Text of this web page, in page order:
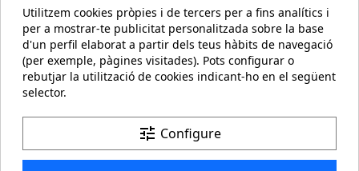
El meu compte
Informació sobre la botiga
keyboard_arrow_down
Utilitzem cookies pròpies i de tercers per a fins analítics i
per a mostrar-te publicitat personalitzada sobre la base
d'un perfil elaborat a partir dels teus hàbits de navegació
(per exemple, pàgines visitades). Pots configurar o
rebutjar la utilització de cookies indicant-ho en el següent
selector.
tune Configure